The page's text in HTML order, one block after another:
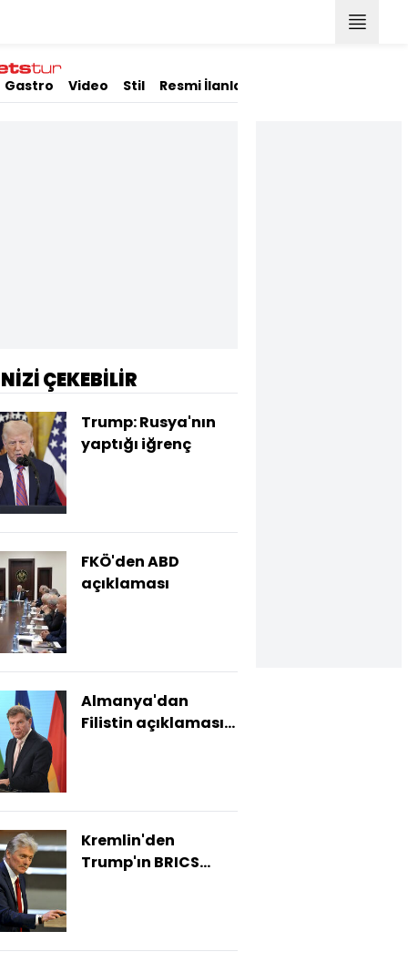
Gastro Video Stil Resmi İlanlar
ÇEKEBİLİR
Trump: Rusya'nın
yaptığı iğrenç
FKÖ'den ABD
açıklaması
Almanya'dan
Filistin açıklaması:
Kremlin'den
Trump'ın BRICS